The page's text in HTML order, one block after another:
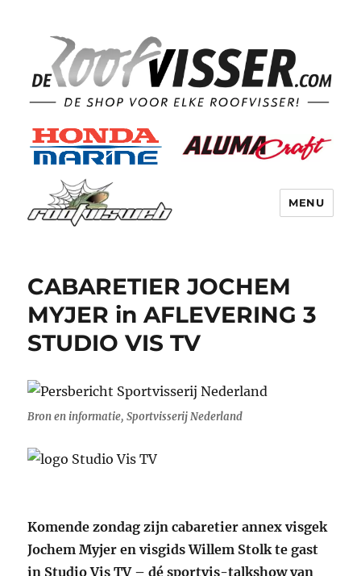
MENU
CABARETIER JOCHEM
MYJER in AFLEVERING 3
STUDIO VIS TV
Bron en informatie, Sportvisserij Nederland
Komende zondag zijn cabaretier annex visgek
Jochem Myjer en visgids Willem Stolk te gast
in Studio Vis TV – dé sportvis-talkshow van